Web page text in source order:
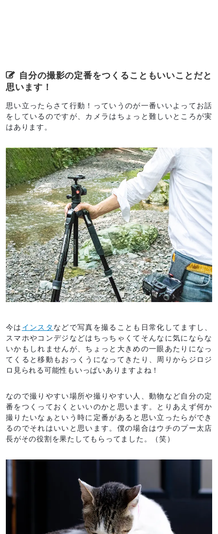
自分の撮影の定番をつくることもいいことだと
思います！
思い立ったらさて行動！っていうのが一番いいよってお話
をしているのですが、カメラはちょっと難しいところが実
はあります。
今は インスタ などで写真を撮ることも日常化してますし、
スマホやコンデジなどはちっちゃくてそんなに気にならな
いかもしれませんが、ちょっと大きめの一眼あたりになっ
てくると移動もおっくうになってきたり、周りからジロジ
ロ見られる可能性もいっぱいありますよね！
なので撮りやすい場所や撮りやすい人、動物など自分の定
番をつくっておくといいのかと思います。とりあえず何か
撮りたいなぁという時に定番があると思い立ったらができ
るのでそれはいいと思います。僕の場合はウチのプー太店
長がその役割を果たしてもらってました。（笑）